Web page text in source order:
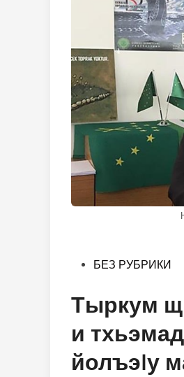
Опубликовано
БЕЗ РУБРИКИ
Тыркум
и
йолъэIу